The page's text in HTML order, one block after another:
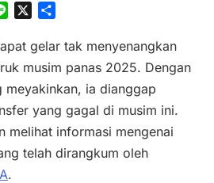
Line
gelar tak menyenangkan
musim panas 2025. Dengan
ia dianggap
yang gagal di musim ini.
melihat informasi mengenai
telah dirangkum oleh
.